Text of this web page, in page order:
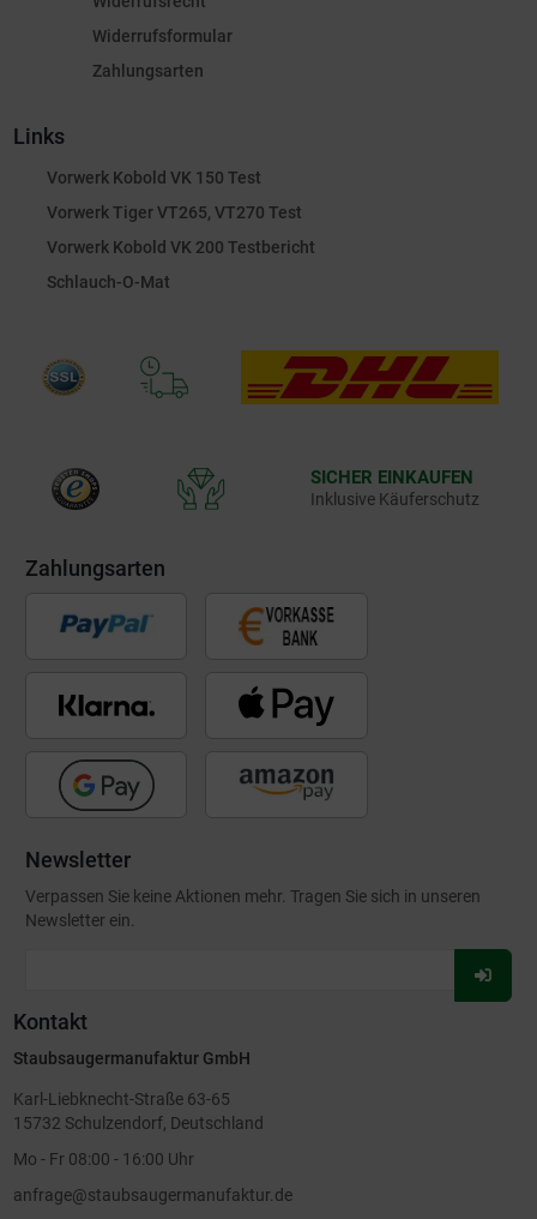
Widerrufsformular
Zahlungsarten
Links
Vorwerk Kobold VK 150 Test
Vorwerk Tiger VT265, VT270 Test
Vorwerk Kobold VK 200 Testbericht
Schlauch-O-Mat
SICHER EINKAUFEN
Inklusive Käuferschutz
Zahlungsarten
Newsletter
Verpassen Sie keine Aktionen mehr. Tragen Sie sich in unseren
Newsletter ein.
Für
Kontakt
Staubsaugermanufaktur GmbH
Karl-Liebknecht-Straße 63-65
15732 Schulzendorf, Deutschland
Mo - Fr 08:00 - 16:00 Uhr
anfrage@staubsaugermanufaktur.de